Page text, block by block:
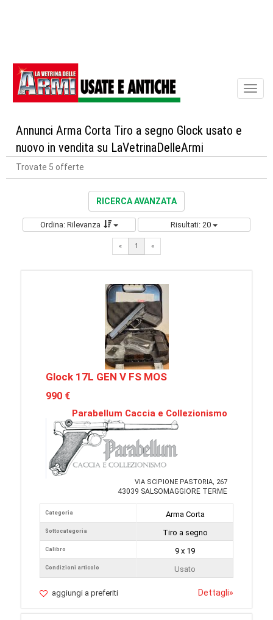
Annunci Arma Corta Tiro a segno Glock usato e
nuovo in vendita su LaVetrinaDelleArmi
Trovate 5 offerte
RICERCA AVANZATA
Ordina: Rilevanza Risultati: 20
« 1 «
Glock 17L GEN V FS MOS
990 €
Parabellum Caccia e Collezionismo
VIA SCIPIONE PASTORIA, 267
43039 SALSOMAGGIORE TERME
Categoria
Sottocategoria
Calibro
Condizioni articolo
Arma Corta
Tiro a segno
9 x 19
Usato
aggiungi a preferiti Dettagli»